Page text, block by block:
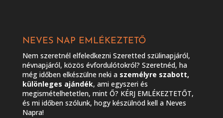
NEVES NAP EMLÉKEZTETŐ
Nem szeretnél elfeledkezni Szeretted szülinapjáról,
névnapjáról, közös évfordulótokról? Szeretnéd, ha
még időben elkészülne neki a személyre szabott,
különleges ajándék, ami egyszeri és
megismételhetetlen, mint Ő? KÉRJ EMLÉKEZTETŐT,
és mi időben szólunk, hogy készülnöd kell a Neves
Napra!